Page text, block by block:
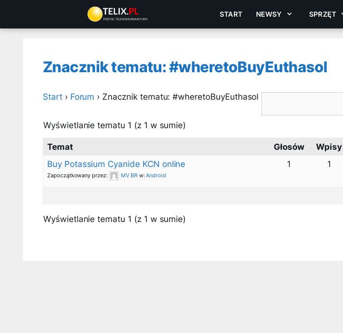
treści
START NEWSY SPRZĘT
Znacznik tematu: #wheretoBuyEuthasol
Start › Forum › Znacznik tematu: #wheretoBuyEuthasol
Wyświetlanie tematu 1 (z 1 w sumie)
Temat Głosów Wpisy
Buy Potassium Cyanide KCN online
Zapoczątkowany przez: MV BR w:Android
1 1
Wyświetlanie tematu 1 (z 1 w sumie)